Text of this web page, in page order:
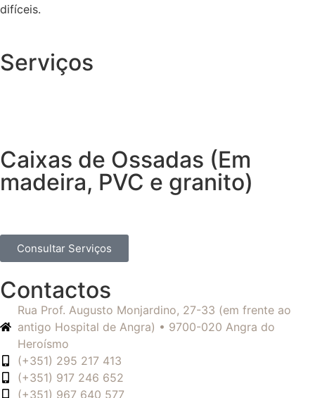
difíceis.
Serviços
Caixas de Ossadas (Em
madeira, PVC e granito)
Consultar Serviços
Contactos
Rua Prof. Augusto Monjardino, 27-33 (em frente ao
antigo Hospital de Angra) • 9700-020 Angra do
Heroísmo
(+351) 295 217 413
(+351) 917 246 652
(+351) 967 640 577